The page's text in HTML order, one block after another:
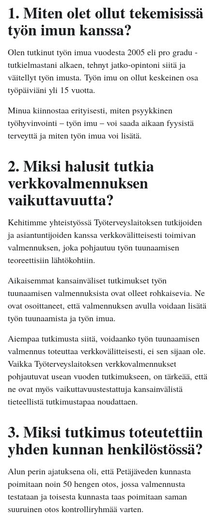
1. Miten olet ollut tekemisissä
työn imun kanssa?
Olen tutkinut työn imua vuodesta 2005 eli pro gradu -
tutkielmastani alkaen, tehnyt jatko-opintoni siitä ja
väitellyt työn imusta. Työn imu on ollut keskeinen osa
työpäiviäni yli 15 vuotta.
Minua kiinnostaa erityisesti, miten psyykkinen
työhyvinvointi – työn imu – voi saada aikaan fyysistä
terveyttä ja miten työn imua voi lisätä.
2. Miksi halusit tutkia
verkkovalmennuksen
vaikuttavuutta?
Kehitimme yhteistyössä Työterveyslaitoksen tutkijoiden
ja asiantuntijoiden kanssa verkkovälitteisesti toimivan
valmennuksen, joka pohjautuu työn tuunaamisen
teoreettisiin lähtökohtiin.
Aikaisemmat kansainväliset tutkimukset työn
tuunaamisen valmennuksista ovat olleet rohkaisevia. Ne
ovat osoittaneet, että valmennuksen avulla voidaan lisätä
työn tuunaamista ja työn imua.
Aiempaa tutkimusta siitä, voidaanko työn tuunaamisen
valmennus toteuttaa verkkovälitteisesti, ei sen sijaan ole.
Vaikka Työterveyslaitoksen verkkovalmennukset
pohjautuvat usean vuoden tutkimukseen, on tärkeää, että
ne ovat myös vaikuttavuustestattuja kansainvälistä
tieteellistä tutkimustapaa noudattaen.
3. Miksi tutkimus toteutettiin
yhden kunnan henkilöstössä?
Alun perin ajatuksena oli, että Petäjäveden kunnasta
poimitaan noin 50 hengen otos, jossa valmennusta
testataan ja toisesta kunnasta taas poimitaan saman
suuruinen otos kontrolliryhmää varten.